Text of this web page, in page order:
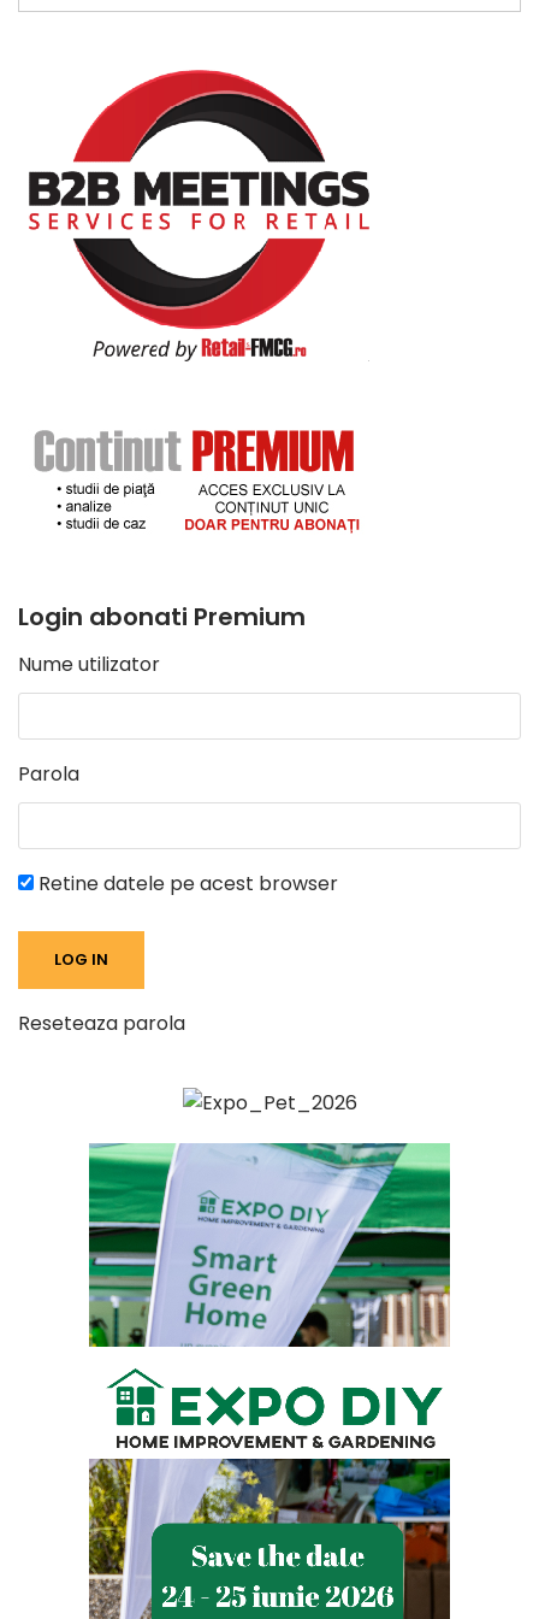
Login abonati Premium
Nume utilizator
Parola
Retine datele pe acest browser
Reseteaza parola